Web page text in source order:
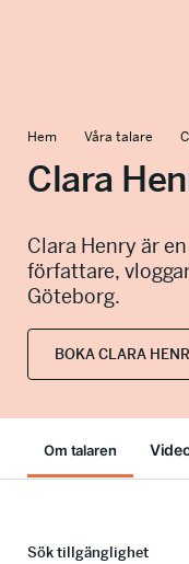
Hem Våra talare
Clara
Clara Henry är
författare,
Göteborg.
BOKA CLARA
Om talaren
Sök tillgänglighet